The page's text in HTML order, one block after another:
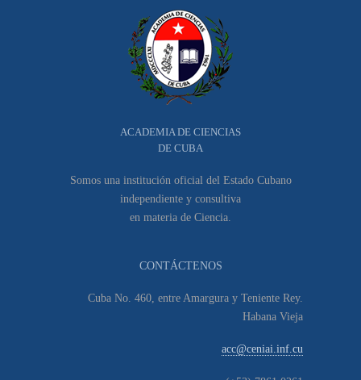
ACADEMIA DE CIENCIAS
DE CUBA
Somos una institución oficial del Estado Cubano
independiente y consultiva
en materia de Ciencia.
CONTÁCTENOS
Cuba No. 460, entre Amargura y Teniente Rey.
Habana Vieja
acc@ceniai.inf.cu